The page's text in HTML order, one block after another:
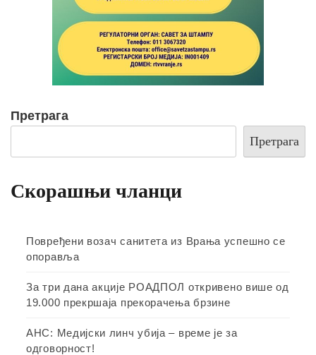
Претрага
Претрага
Скорашњи чланци
Повређени возач санитета из Врања успешно се
опоравља
За три дана акције РОАДПОЛ откривено више од
19.000 прекршаја прекорачења брзине
АНС: Медијски линч убија – време је за
одговорност!